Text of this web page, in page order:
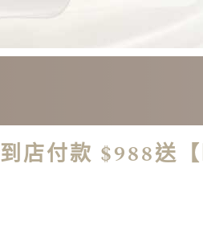
到店付款 $988送